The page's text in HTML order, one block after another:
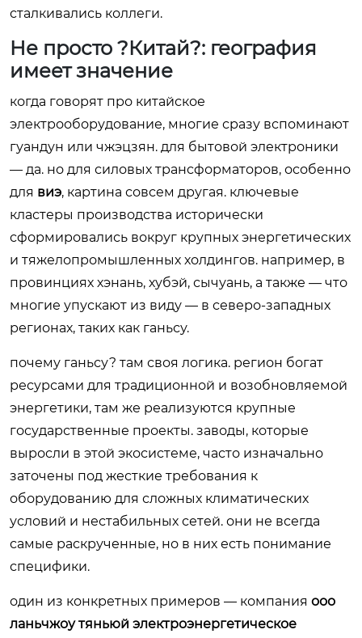
сталкивались коллеги.
Не просто ?Китай?: география
имеет значение
когда говорят про китайское
электрооборудование, многие сразу вспоминают
гуандун или чжэцзян. для бытовой электроники
— да. но для силовых трансформаторов, особенно
для виэ, картина совсем другая. ключевые
кластеры производства исторически
сформировались вокруг крупных энергетических
и тяжелопромышленных холдингов. например, в
провинциях хэнань, хубэй, сычуань, а также — что
многие упускают из виду — в северо-западных
регионах, таких как ганьсу.
почему ганьсу? там своя логика. регион богат
ресурсами для традиционной и возобновляемой
энергетики, там же реализуются крупные
государственные проекты. заводы, которые
выросли в этой экосистеме, часто изначально
заточены под жесткие требования к
оборудованию для сложных климатических
условий и нестабильных сетей. они не всегда
самые раскрученные, но в них есть понимание
специфики.
один из конкретных примеров — компания ооо
ланьчжоу тяньюй электроэнергетическое